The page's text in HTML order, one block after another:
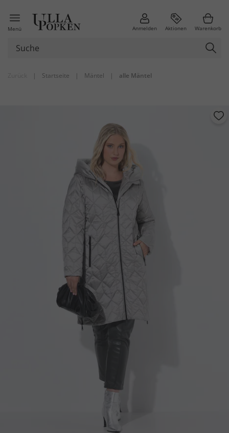
Menü Anmelden Aktionen Warenkorb
| Startseite | Mäntel | alle Mäntel